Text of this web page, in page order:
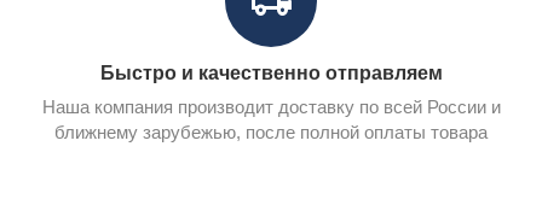
Быстро и качественно отправляем
Наша компания производит доставку по всей России и
ближнему зарубежью, после полной оплаты товара